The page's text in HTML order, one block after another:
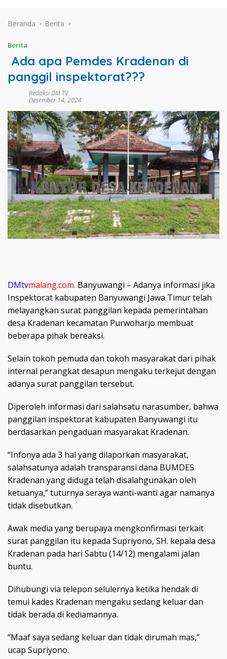
Beranda Berita
Berita
Ada apa Pemdes Kradenan di
panggil inspektorat???
Redaksi DM TV
Desember 14, 2024
DMtvmalang.com. Banyuwangi – Adanya informasi jika
Inspektorat kabupaten Banyuwangi Jawa Timur telah
melayangkan surat panggilan kepada pemerintahan
desa Kradenan kecamatan Purwoharjo membuat
beberapa pihak bereaksi.
Selain tokoh pemuda dan tokoh masyarakat dari pihak
internal perangkat desapun mengaku terkejut dengan
adanya surat panggilan tersebut.
Diperoleh informasi dari salahsatu narasumber, bahwa
panggilan inspektorat kabupaten Banyuwangi itu
berdasarkan pengaduan masyarakat Kradenan.
“Infonya ada 3 hal yang dilaporkan masyarakat,
salahsatunya adalah transparansi dana BUMDES
Kradenan yang diduga telah disalahgunakan oleh
ketuanya,” tuturnya seraya wanti-wanti agar namanya
tidak disebutkan.
Awak media yang berupaya mengkonfirmasi terkait
surat panggilan itu kepada Supriyono, SH. kepala desa
Kradenan pada hari Sabtu (14/12) mengalami jalan
buntu.
Dihubungi via telepon selulernya ketika hendak di
temui kades Kradenan mengaku sedang keluar dan
tidak berada di kediamannya.
“Maaf saya sedang keluar dan tidak dirumah mas,”
ucap Supriyono.